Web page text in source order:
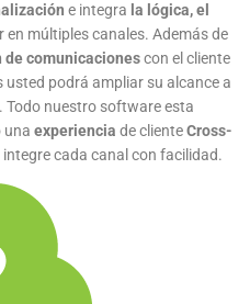
e integra la lógica, el
en múltiples canales. Además de
de comunicacionescon el cliente
usted podrá ampliar su alcance a
Todo nuestro software esta
una experiencia de clienteCross-
integre cada canal con facilidad.